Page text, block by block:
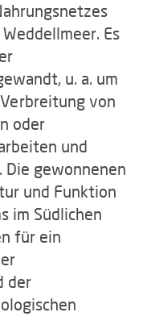
Es
u. a. um
von
oder
und
Die gewonnenen
und Funktion
im Südlichen
für ein
der